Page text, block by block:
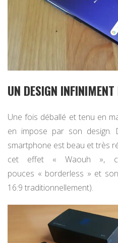
UN DESIGN
Une fois déballé et tenu en
en impose par son design.
smartphone est beau et très
cet effet « Waouh »,
pouces « borderless » et
16:9 traditionnellement).